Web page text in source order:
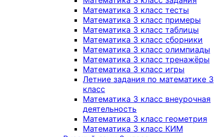
Математика 3 класс тесты
Математика 3 класс примеры
Математика 3 класс таблицы
Математика 3 класс сборники
Математика 3 класс олимпиады
Математика 3 класс тренажёры
Математика 3 класс игры
Летние задания по математике 3
класс
Математика 3 класс внеурочная
деятельность
Математика 3 класс геометрия
Математика 3 класс КИМ